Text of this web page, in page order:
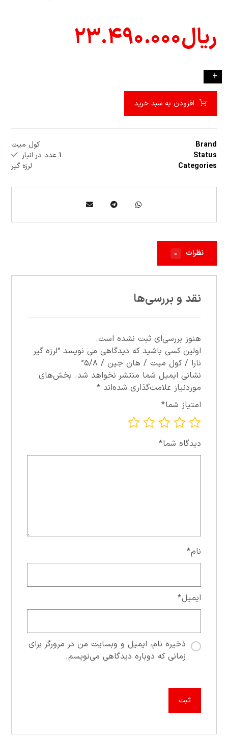
ریال۲۳.۴۹۰.۰۰۰
+
افزودن به سبد خرید
Brand
کول میت
Status
۱ عدد در انبار
Categories
لرزه گیر
نظرات ۰
نقد و بررسی‌ها
هنوز بررسی‌ای ثبت نشده است.
اولین کسی باشید که دیدگاهی می نویسد “لرزه گير
نارا / کول ميت / هان جين / ۵/۸”
نشانی ایمیل شما منتشر نخواهد شد. بخش‌های
موردنیاز علامت‌گذاری شده‌اند*
امتیاز شما*
دیدگاه شما*
نام*
ایمیل*
ذخیره نام، ایمیل و وبسایت من در مرورگر برای
زمانی که دوباره دیدگاهی می‌نویسم.